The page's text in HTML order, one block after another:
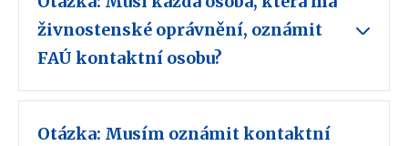
živnostenské oprávnění, oznámit
FAÚ kontaktní osobu?
Otázka: Musím oznámit kontaktní